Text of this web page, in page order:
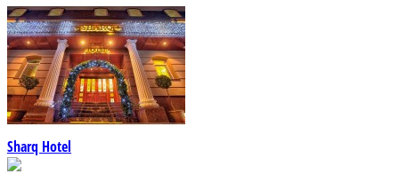
Sharq Hotel